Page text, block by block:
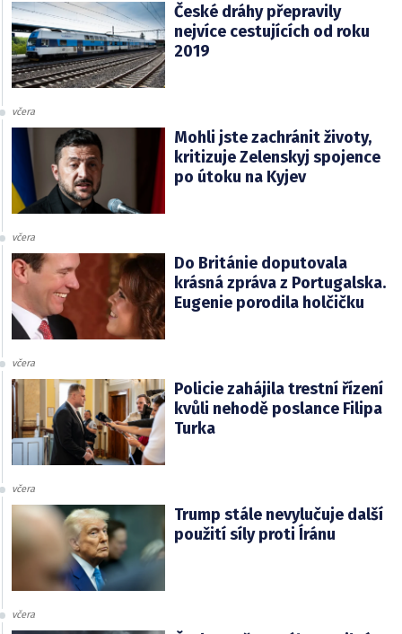
České dráhy přepravily
nejvíce cestujících od roku
2019
včera
Mohli jste zachránit životy,
kritizuje Zelenskyj spojence
po útoku na Kyjev
včera
Do Británie doputovala
krásná zpráva z Portugalska.
Eugenie porodila holčičku
včera
Policie zahájila trestní řízení
kvůli nehodě poslance Filipa
Turka
včera
Trump stále nevylučuje další
použití síly proti Íránu
včera